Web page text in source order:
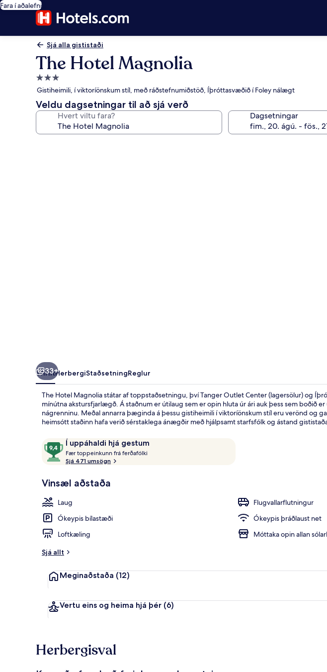
Fara í aðalefni
Sjá alla gististaði
The Hotel Magnolia
3.0
stjörnu
gististaður
Gistiheimili, í viktoríönskum stíl, með ráðstefnumiðstöð, Íþróttasvæðið í Foley nálægt
Veldu dagsetningar til að sjá verð
Hvert viltu fara? Dagsetningar
33+
YfirlitHerbergiStaðsetningReglur
The Hotel Magnolia státar af toppstaðsetningu, því Tanger Outlet Center (lagersölur) og
mínútna akstursfjarlægð. Á staðnum er útilaug sem er opin hluta úr ári auk þess sem boðið
nágrenninu. Meðal annarra þæginda á þessu gistiheimili í viktoríönskum stíl eru verönd og
heimsótt staðinn hafa verið sérstaklega ánægðir með hjálpsamt starfsfólk og ástand
UmsagnirÍ uppáhaldi hjá gestum
9,4
af
10,
uppáhaldi
gestum
Fær toppeinkunn frá ferðafólki
n
r
Sjá 471 umsögn
Vinsæl aðstaða
Laug
Flugvallarflutningur
Ókeypis bílastæði
Ókeypis þráðlaust net
Loftkæling
Móttaka opin allan
Sjá allt
Meginaðstaða (12)
Vertu eins og heima hjá þér (6)
Herbergisval